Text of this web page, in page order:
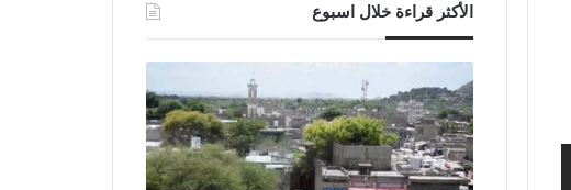
الأكثر قراءة خلال اسبوع